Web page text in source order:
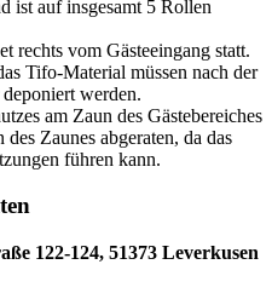
ist auf insgesamt 5 Rollen
rechts vom Gästeeingang statt.
Tifo-Material müssen nach der
werden.
am Zaun des Gästebereiches
Zaunes abgeraten, da das
führen kann.
122-124, 51373 Leverkusen